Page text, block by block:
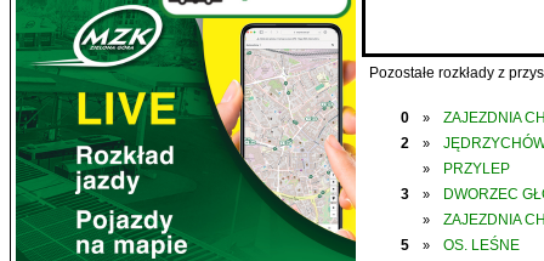
Pozostałe rozkłady z
0 »
ZAJEZDNIA
2
»
»
PRZYLEP
3
» DWORZEC
»
ZAJEZDNIA
5
» OS. LEŚNE